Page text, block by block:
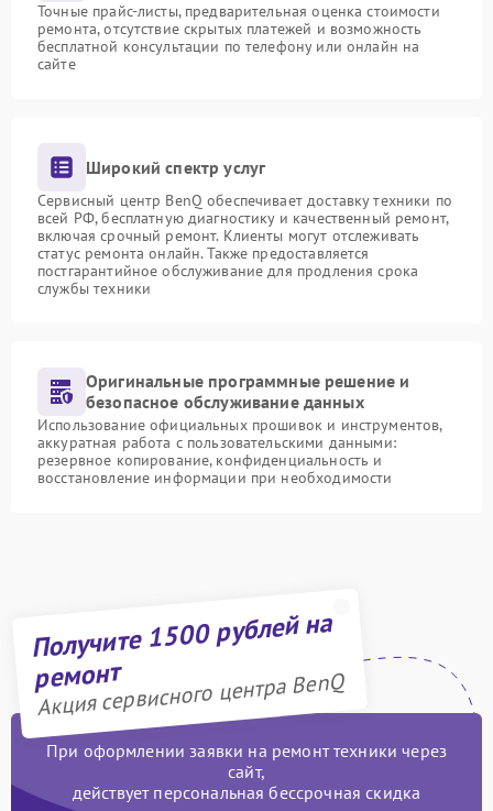
Точные прайс-листы, предварительная оценка стоимости
ремонта, отсутствие скрытых платежей и возможность
бесплатной консультации по телефону или онлайн на
сайте
Широкий спектр услуг
Сервисный центр BenQ обеспечивает доставку техники по
всей РФ, бесплатную диагностику и качественный ремонт,
включая срочный ремонт. Клиенты могут отслеживать
статус ремонта онлайн. Также предоставляется
постгарантийное обслуживание для продления срока
службы техники
Оригинальные программные решение и
безопасное обслуживание данных
Использование официальных прошивок и инструментов,
аккуратная работа с пользовательскими данными:
резервное копирование, конфиденциальность и
восстановление информации при необходимости
Получите 1500 рублей на
ремонт
Акция сервисного центра BenQ
При оформлении заявки на ремонт техники через
сайт,
действует персональная бессрочная скидка